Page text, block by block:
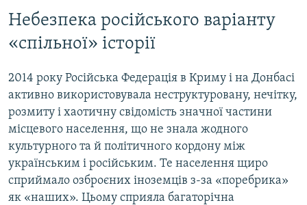
​Небезпека російського варіанту
«спільної» історії
2014 року Російська Федерація в Криму і на Донбасі
активно використовувала неструктуровану, нечітку,
розмиту і хаотичну свідомість значної частини
місцевого населення, що не знала жодного
культурного та й політичного кордону між
українським і російським. Те населення щиро
сприймало озброєних іноземців з-за «поребрика»
як «наших». Цьому сприяла багаторічна